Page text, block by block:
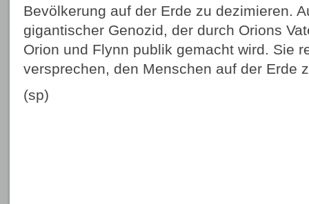
Bevölkerung auf der Erde zu dezimieren.
gigantischer Genozid, der durch Orions
Orion und Flynn publik gemacht wird. Sie
versprechen, den Menschen auf der Erde
(sp)